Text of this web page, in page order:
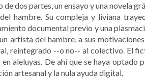
dos partes, un ensayo y una novela
hambre. Su compleja y liviana
documental previo y una
artista del hambre, a sus
reintegrado --o no-- al colectivo. El
aleluyas. De ahí que se haya optado
artesanal y la nula ayuda digital.